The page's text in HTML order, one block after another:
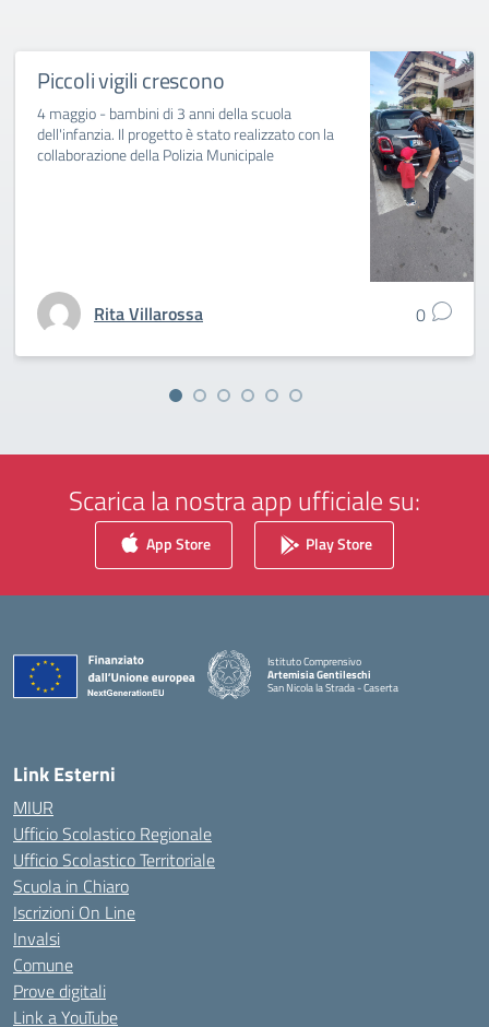
Piccoli vigili crescono
4 maggio - bambini di 3 anni della scuola
dell'infanzia. Il progetto è stato realizzato con la
collaborazione della Polizia Municipale
Rita Villarossa 0
Scarica la nostra app ufficiale su:
App Store Play Store
Istituto Comprensivo
Artemisia Gentileschi
San Nicola la Strada - Caserta
Link Esterni
MIUR
Ufficio Scolastico Regionale
Ufficio Scolastico Territoriale
Scuola in Chiaro
Iscrizioni On Line
Invalsi
Comune
Prove digitali
Link a YouTube